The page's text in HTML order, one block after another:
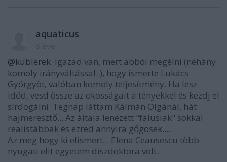
aquaticus
@kublerek: Igazad van, mert abból megélni (néhány
komoly irányváltással..), hogy ismerte Lukács
Györgyöt, valóban komoly teljesítmény. Ha lesz
időd, vesd össze az okosságait a tényekkel és kezdj el
sírdogálni. Tegnap láttam Kálmán Olgánál, hát
hajmeresztő... Az általa lenézett "falusiak" sokkal
realistábbak és ezred annyira gőgösek....
Az meg hogy ki elismert... Elena Ceausescu több
nyugati elit egyetem díszdoktora volt...